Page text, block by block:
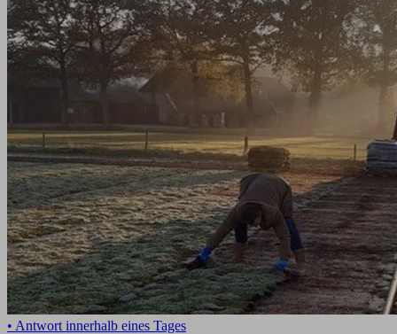
• Antwort innerhalb eines Tages